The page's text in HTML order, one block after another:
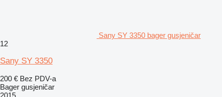
Sany SY 3350 bager gusjeničar
12
Sany SY 3350
200 € Bez PDV-a
Bager gusjeničar
2015